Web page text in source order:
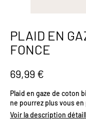
Passer
au
début
la
Galerie
d’images
PLAID EN
FONCE
69,99 €
Plaid en gaze de coton
ne pourrez plus vous
Dimensions (cm) : 130 x
Voir la description